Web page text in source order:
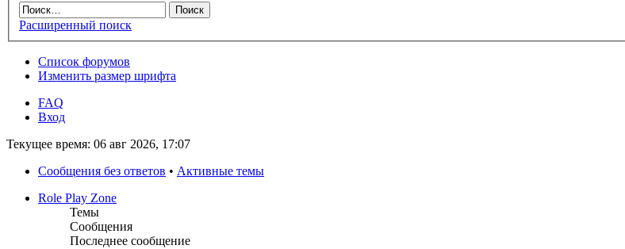
Расширенный поиск
Список форумов
Изменить размер шрифта
FAQ
Вход
Текущее время: 06 авг 2026, 17:07
Сообщения без ответов • Активные темы
Role Play Zone
Темы
Сообщения
Последнее сообщение